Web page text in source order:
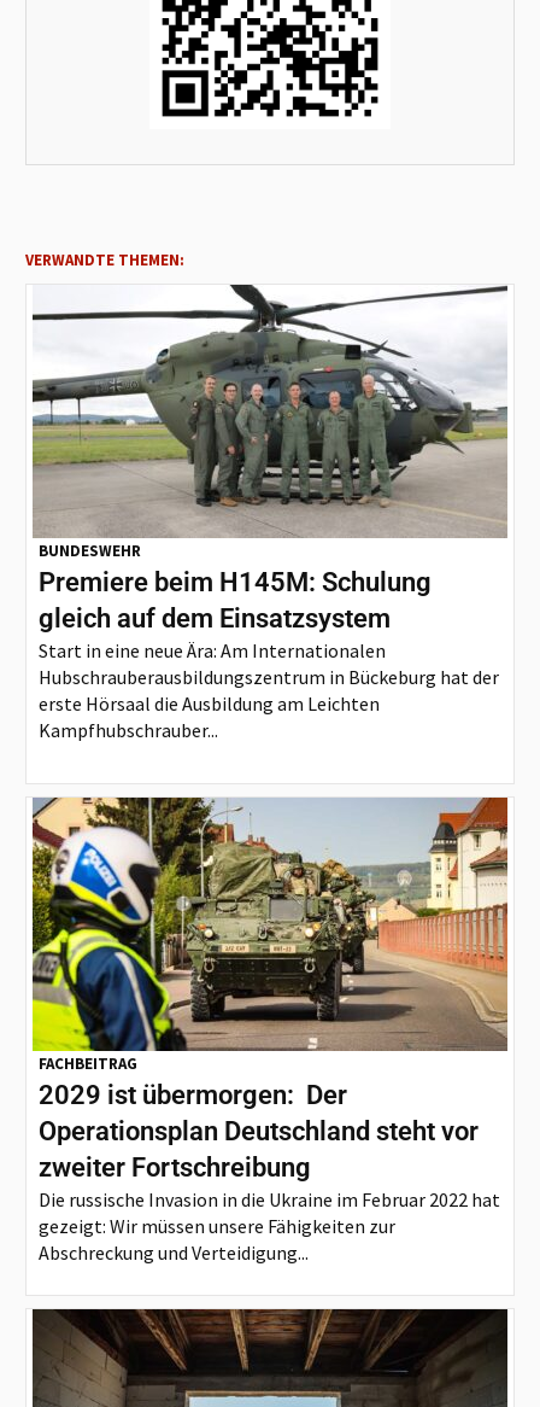
VERWANDTE THEMEN:
BUNDESWEHR
Premiere beim H145M: Schulung
gleich auf dem Einsatzsystem
Start in eine neue Ära: Am Internationalen
Hubschrauberausbildungszentrum in Bückeburg hat der
erste Hörsaal die Ausbildung am Leichten
Kampfhubschrauber...
FACHBEITRAG
2029 ist übermorgen: Der
Operationsplan Deutschland steht vor
zweiter Fortschreibung
Die russische Invasion in die Ukraine im Februar 2022 hat
gezeigt: Wir müssen unsere Fähigkeiten zur
Abschreckung und Verteidigung...